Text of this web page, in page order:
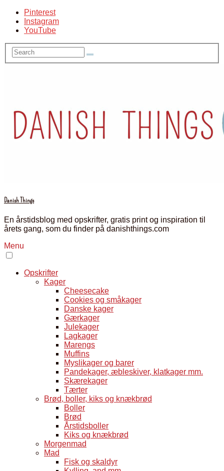
Pinterest
Instagram
YouTube
Danish Things
En årstidsblog med opskrifter, gratis print og inspiration til
årets gang, som du finder på danishthings.com
Menu
Opskrifter
Kager
Cheesecake
Cookies og småkager
Danske kager
Gærkager
Julekager
Lagkager
Marengs
Muffins
Myslikager og barer
Pandekager, æbleskiver, klatkager mm.
Skærekager
Tærter
Brød, boller, kiks og knækbrød
Boller
Brød
Årstidsboller
Kiks og knækbrød
Morgenmad
Mad
Fisk og skaldyr